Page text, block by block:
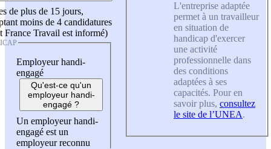
de plus de 15 jours,
moins de 4 candidatures
France Travail est informé)
Employeur handi-
engagé
Qu'est-ce qu'un
employeur handi-
engagé ?
Un employeur handi-
engagé est un
employeur reconnu
L'entreprise adaptée
permet à un travailleur
en situation de
handicap d'exercer
une activité
professionnelle dans
des conditions
adaptées à ses
capacités. Pour en
savoir plus, consultez
le site de l’UNEA.